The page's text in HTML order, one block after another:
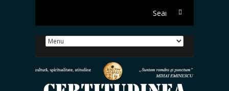
Search